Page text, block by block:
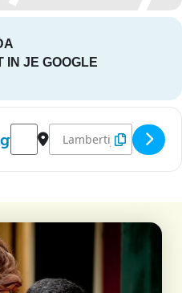
IN JE GOOGLE
Address - Disco -
Destination Address -